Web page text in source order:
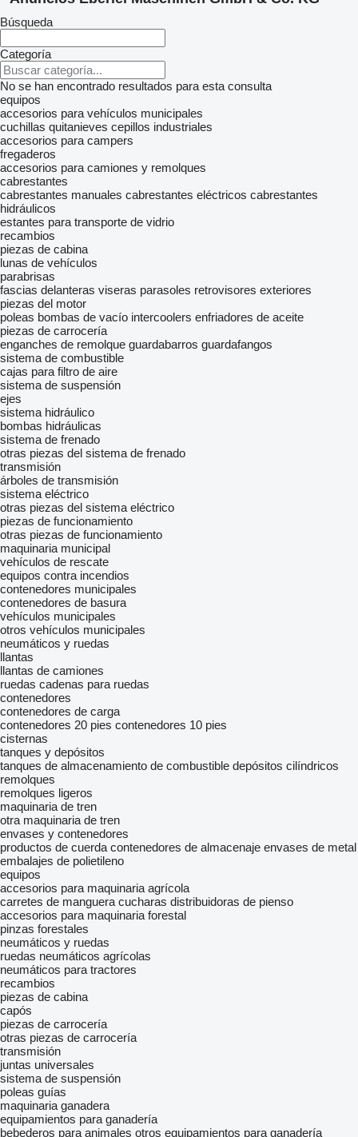
Búsqueda
Categoría
No se han encontrado resultados para esta consulta
equipos
accesorios para vehículos municipales
cuchillas quitanieves cepillos industriales
accesorios para campers
fregaderos
accesorios para camiones y remolques
cabrestantes
cabrestantes manuales cabrestantes eléctricos cabrestantes
hidráulicos
estantes para transporte de vidrio
recambios
piezas de cabina
lunas de vehículos
parabrisas
fascias delanteras viseras parasoles retrovisores exteriores
piezas del motor
poleas bombas de vacío intercoolers enfriadores de aceite
piezas de carrocería
enganches de remolque guardabarros guardafangos
sistema de combustible
cajas para filtro de aire
sistema de suspensión
ejes
sistema hidráulico
bombas hidráulicas
sistema de frenado
otras piezas del sistema de frenado
transmisión
árboles de transmisión
sistema eléctrico
otras piezas del sistema eléctrico
piezas de funcionamiento
otras piezas de funcionamiento
maquinaria municipal
vehículos de rescate
equipos contra incendios
contenedores municipales
contenedores de basura
vehículos municipales
otros vehículos municipales
neumáticos y ruedas
llantas
llantas de camiones
ruedas cadenas para ruedas
contenedores
contenedores de carga
contenedores 20 pies contenedores 10 pies
cisternas
tanques y depósitos
tanques de almacenamiento de combustible depósitos cilíndricos
remolques
remolques ligeros
maquinaria de tren
otra maquinaria de tren
envases y contenedores
productos de cuerda contenedores de almacenaje envases de metal
embalajes de polietileno
equipos
accesorios para maquinaria agrícola
carretes de manguera cucharas distribuidoras de pienso
accesorios para maquinaria forestal
pinzas forestales
neumáticos y ruedas
ruedas neumáticos agrícolas
neumáticos para tractores
recambios
piezas de cabina
capós
piezas de carrocería
otras piezas de carrocería
transmisión
juntas universales
sistema de suspensión
poleas guías
maquinaria ganadera
equipamientos para ganadería
bebederos para animales otros equipamientos para ganadería